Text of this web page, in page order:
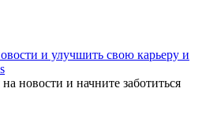
и улучшить свою карьеру и
новости и начните заботиться